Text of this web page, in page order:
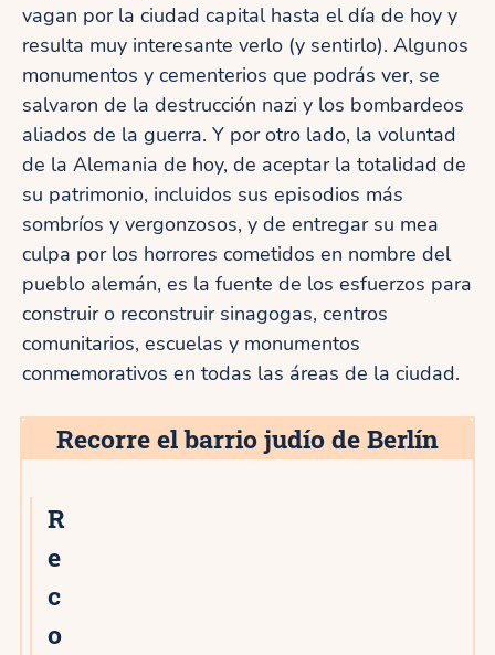
vagan por la ciudad capital hasta el día de hoy y
resulta muy interesante verlo (y sentirlo). Algunos
monumentos y cementerios que podrás ver, se
salvaron de la destrucción nazi y los bombardeos
aliados de la guerra. Y por otro lado, la voluntad
de la Alemania de hoy, de aceptar la totalidad de
su patrimonio, incluidos sus episodios más
sombríos y vergonzosos, y de entregar su mea
culpa por los horrores cometidos en nombre del
pueblo alemán, es la fuente de los esfuerzos para
construir o reconstruir sinagogas, centros
comunitarios, escuelas y monumentos
conmemorativos en todas las áreas de la ciudad.
Recorre el barrio judío de Berlín
R
e
c
o